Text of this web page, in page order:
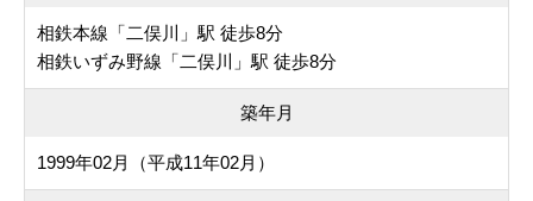
相鉄本線「二俣川」駅 徒歩8分
相鉄いずみ野線「二俣川」駅 徒歩8分
築年月
1999年02月（平成11年02月）